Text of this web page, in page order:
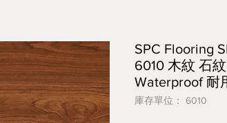
SPC Flooring
6010 木紋 石
Waterproof 耐
庫存單位： 6010